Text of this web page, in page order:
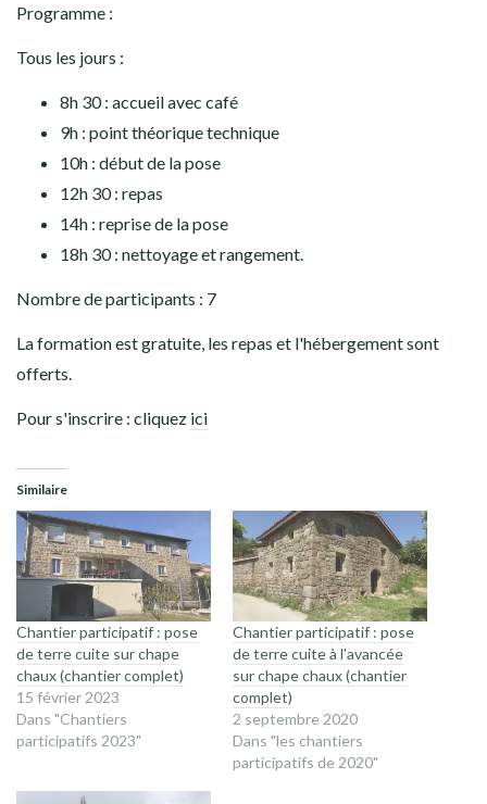
Programme :
Tous les jours :
8h 30 : accueil avec café
9h : point théorique technique
10h : début de la pose
12h 30 : repas
14h : reprise de la pose
18h 30 : nettoyage et rangement.
Nombre de participants : 7
La formation est gratuite, les repas et l'hébergement sont
offerts.
Pour s'inscrire : cliquez ici
Similaire
Chantier participatif : pose
de terre cuite sur chape
chaux (chantier complet)
15 février 2023
Dans "Chantiers
participatifs 2023"
Chantier participatif : pose
de terre cuite à l'avancée
sur chape chaux (chantier
complet)
2 septembre 2020
Dans "les chantiers
participatifs de 2020"